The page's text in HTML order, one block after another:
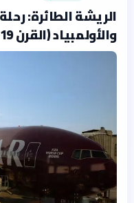
الريشة الطائرة:
والأولمبياد (القرن 19 - 2026)